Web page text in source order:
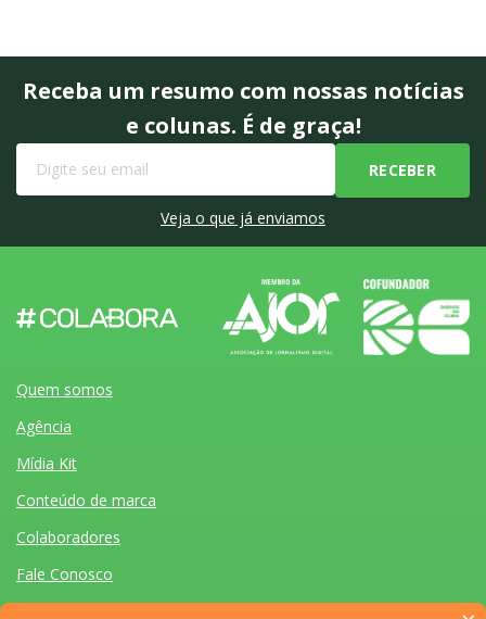
Receba um resumo com nossas notícias
e colunas. É de graça!
Veja o que já enviamos
Quem somos
Agência
Mídia Kit
Conteúdo de marca
Colaboradores
Fale Conosco